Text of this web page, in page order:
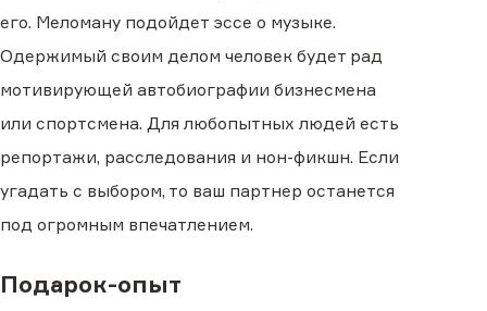
его. Меломану подойдет эссе о музыке.
Одержимый своим делом человек будет рад
мотивирующей автобиографии бизнесмена
или спортсмена. Для любопытных людей есть
репортажи, расследования и нон-фикшн. Если
угадать с выбором, то ваш партнер останется
под огромным впечатлением.
Подарок-опыт